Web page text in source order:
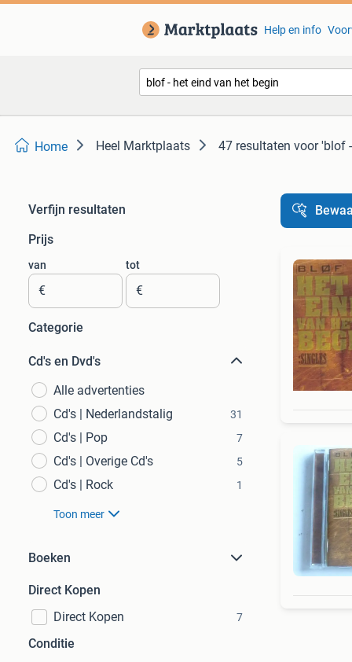
Help en info
Home Heel Marktplaats 47 resultaten voor 'blof
Verfijn resultaten
Prijs
van
€
tot
€
Categorie
Cd's en Dvd's
Alle advertenties
Cd's | Nederlandstalig
31
Cd's | Pop 7
Cd's | Overige Cd's 5
Cd's | Rock 1
Toon meer
Boeken
Direct Kopen
Direct Kopen
7
Conditie